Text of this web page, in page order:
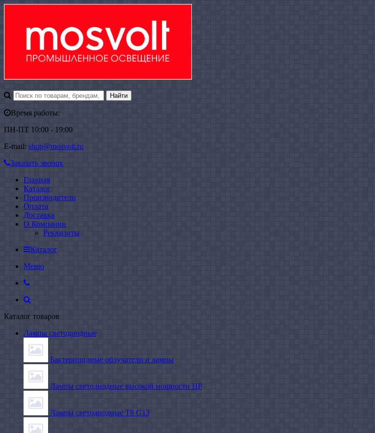
Время работы:
ПН-ПТ 10:00 - 19:00
E-mail: shop@mosvolt.ru
Заказать звонок
Главная
Каталог
Производители
Оплата
Доставка
О Компании
Реквизиты
Каталог
Меню
Каталог товаров
Лампы светодиодные
Бактерицидные облучатели и лампы
Лампы светодиодные высокой мощности HP
Лампы светодиодные Т8 G13